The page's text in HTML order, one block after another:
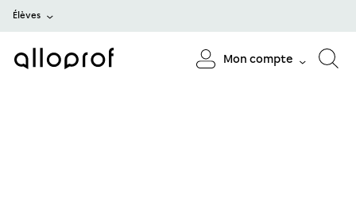
Élèves
Mon compte